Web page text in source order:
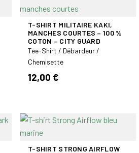
T-SHIRT MILITAIRE KAKI,
MANCHES COURTES – 100 %
COTON – CITY GUARD
Tee-Shirt / Débardeur /
Chemisette
12,00 €
T-SHIRT STRONG AIRFLOW